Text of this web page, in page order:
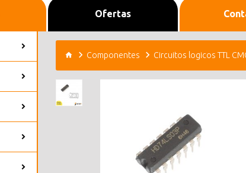
Ofertas
Componentes Circuitos logicos TTL